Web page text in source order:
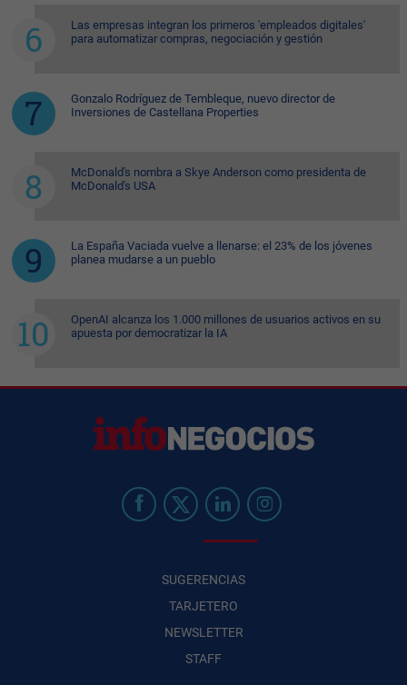
Las empresas integran los primeros 'empleados digitales'
para automatizar compras, negociación y gestión
Gonzalo Rodríguez de Tembleque, nuevo director de
Inversiones de Castellana Properties
McDonald's nombra a Skye Anderson como presidenta de
McDonald's USA
La España Vaciada vuelve a llenarse: el 23% de los jóvenes
planea mudarse a un pueblo
OpenAI alcanza los 1.000 millones de usuarios activos en su
apuesta por democratizar la IA
SUGERENCIAS
TARJETERO
NEWSLETTER
STAFF